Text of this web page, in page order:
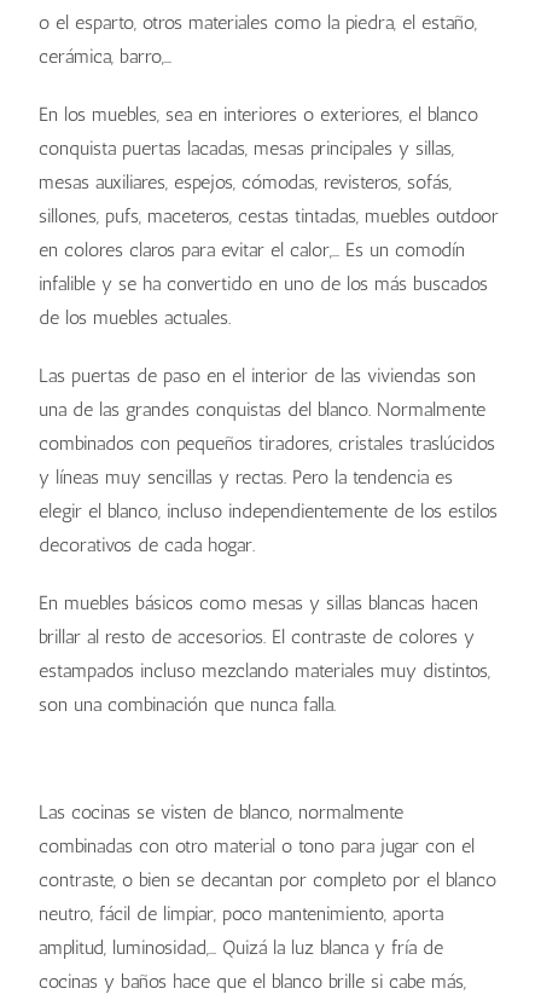
o el esparto, otros materiales como la piedra, el estaño,
cerámica, barro,…
En los muebles, sea en interiores o exteriores, el blanco
conquista puertas lacadas, mesas principales y sillas,
mesas auxiliares, espejos, cómodas, revisteros, sofás,
sillones, pufs, maceteros, cestas tintadas, muebles outdoor
en colores claros para evitar el calor,… Es un comodín
infalible y se ha convertido en uno de los más buscados
de los muebles actuales.
Las puertas de paso en el interior de las viviendas son
una de las grandes conquistas del blanco. Normalmente
combinados con pequeños tiradores, cristales traslúcidos
y líneas muy sencillas y rectas. Pero la tendencia es
elegir el blanco, incluso independientemente de los estilos
decorativos de cada hogar.
En muebles básicos como mesas y sillas blancas hacen
brillar al resto de accesorios. El contraste de colores y
estampados incluso mezclando materiales muy distintos,
son una combinación que nunca falla.
Las cocinas se visten de blanco, normalmente
combinadas con otro material o tono para jugar con el
contraste, o bien se decantan por completo por el blanco
neutro, fácil de limpiar, poco mantenimiento, aporta
amplitud, luminosidad,… Quizá la luz blanca y fría de
cocinas y baños hace que el blanco brille si cabe más,